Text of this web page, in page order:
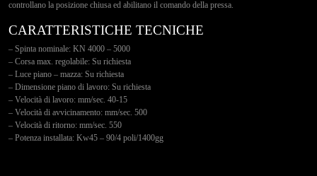
controllano la posizione chiusa ed abilitano il comando della pressa.
CARATTERISTICHE TECNICHE
– Spinta nominale: KN 4000 – 5000
– Corsa max. regolabile: Su richiesta
– Luce piano – mazza: Su richiesta
– Dimensione piano di lavoro: Su richiesta
– Velocità di lavoro: mm/sec. 40-15
– Velocità di avvicinamento: mm/sec. 500
– Velocità di ritorno: mm/sec. 550
– Potenza installata: Kw45 – 90/4 poli/1400gg